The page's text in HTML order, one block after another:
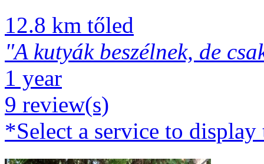
12.8 km tőled
"A kutyák beszélnek, de
1 year
9 review(s)
*Select a service to